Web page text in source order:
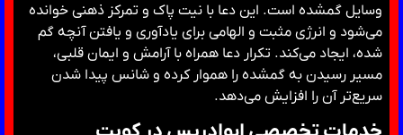
وسایل گمشده است. این دعا با نیت پاک و تمرکز ذهنی خوانده
می‌شود و انرژی مثبت و الهامی برای یادآوری و یافتن آنچه گم
شده، ایجاد می‌کند. تکرار دعا همراه با آرامش و ایمان قلبی،
مسیر رسیدن به گمشده را هموار کرده و شانس پیدا شدن
سریع‌تر آن را افزایش می‌دهد.